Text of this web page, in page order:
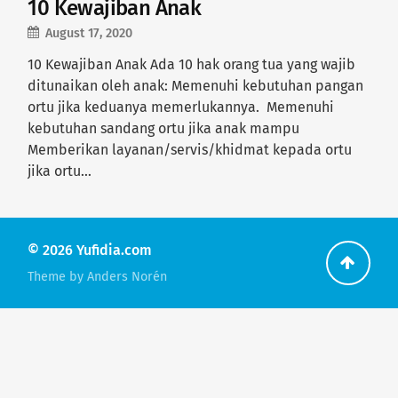
10 Kewajiban Anak
August 17, 2020
10 Kewajiban Anak Ada 10 hak orang tua yang wajib
ditunaikan oleh anak: Memenuhi kebutuhan pangan
ortu jika keduanya memerlukannya. Memenuhi
kebutuhan sandang ortu jika anak mampu
Memberikan layanan/servis/khidmat kepada ortu
jika ortu…
© 2026Yufidia.com
Theme byAnders Norén
Go
back